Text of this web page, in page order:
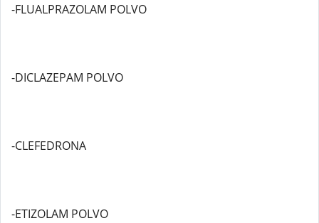
-FLUALPRAZOLAM POLVO
-DICLAZEPAM POLVO
-CLEFEDRONA
-ETIZOLAM POLVO